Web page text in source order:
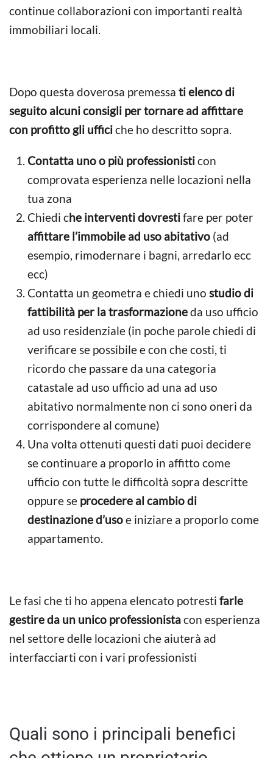
continue collaborazioni con importanti realtà
immobiliari locali.
Dopo questa doverosa premessa ti elenco di
seguito alcuni consigli per tornare ad affittare
con profitto gli ufficiche ho descritto sopra.
Contatta uno o più professionisticon
comprovata esperienza nelle locazioni nella
tua zona
Chiedi che interventi dovrestifare per poter
affittare l’immobile ad uso abitativo (ad
esempio, rimodernare i bagni, arredarlo ecc
ecc)
Contatta un geometra e chiedi uno studio di
fattibilità per la trasformazioneda uso ufficio
ad uso residenziale (in poche parole chiedi di
verificare se possibile e con che costi, ti
ricordo che passare da una categoria
catastale ad uso ufficio ad una ad uso
abitativo normalmente non ci sono oneri da
corrispondere al comune)
Una volta ottenuti questi dati puoi decidere
se continuare a proporlo in affitto come
ufficio con tutte le difficoltà sopra descritte
oppure se procedere al cambio di
destinazione d’usoe iniziare a proporlo come
appartamento.
Le fasi che ti ho appena elencato potresti farle
gestire da un unico professionistacon esperienza
nel settore delle locazioni che aiuterà ad
interfacciarti con i vari professionisti
Quali sono i principali benefici